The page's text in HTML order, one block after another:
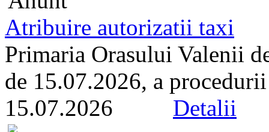
Atribuire autorizatii taxi
Primaria Orasului Valenii
de 15.07.2026, a
15.07.2026 Detalii